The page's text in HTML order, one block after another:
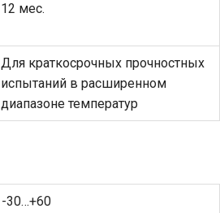
12 мес.
Для краткосрочных прочностных
испытаний в расширенном
диапазоне температур
-30…+60